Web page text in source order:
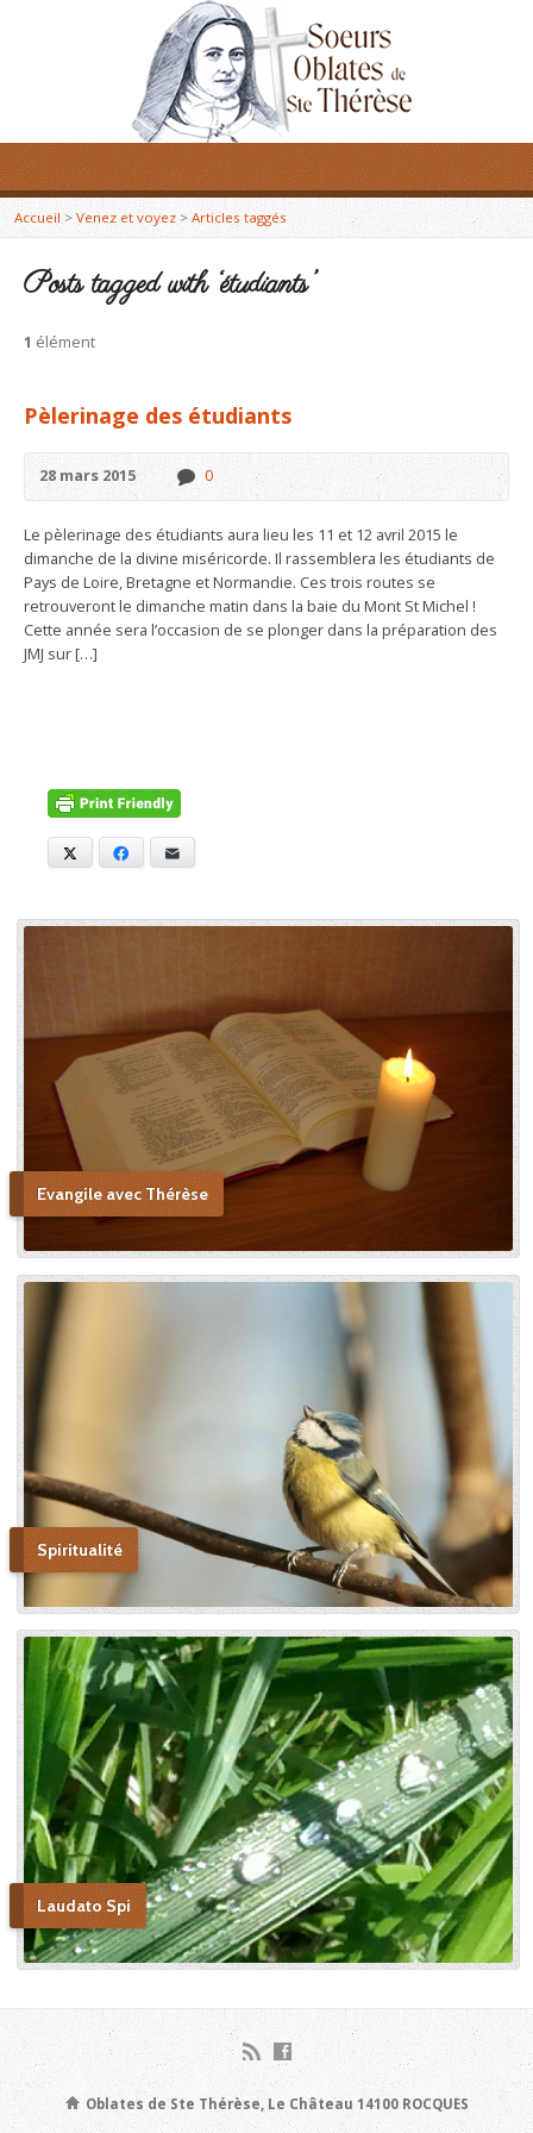
Accueil> Venez et voyez > Articles taggés
Posts tagged with ‘étudiants’
1 élément
Pèlerinage des étudiants
28 mars 2015 0
Le pèlerinage des étudiants aura lieu les 11 et 12 avril 2015 le
dimanche de la divine miséricorde. Il rassemblera les étudiants de
Pays de Loire, Bretagne et Normandie. Ces trois routes se
retrouveront le dimanche matin dans la baie du Mont St Michel !
Cette année sera l’occasion de se plonger dans la préparation des
JMJ sur […]
Facebook
Evangile avec Thérèse
Spiritualité
Laudato Spi
Oblates de Ste Thérèse, Le Château 14100 ROCQUES